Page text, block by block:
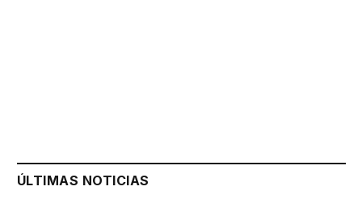
ÚLTIMAS NOTICIAS